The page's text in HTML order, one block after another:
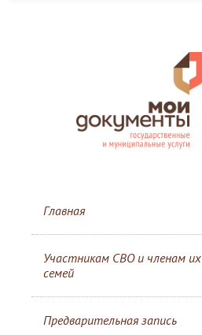
Главная
Участникам СВО и членам их
семей
Предварительная запись